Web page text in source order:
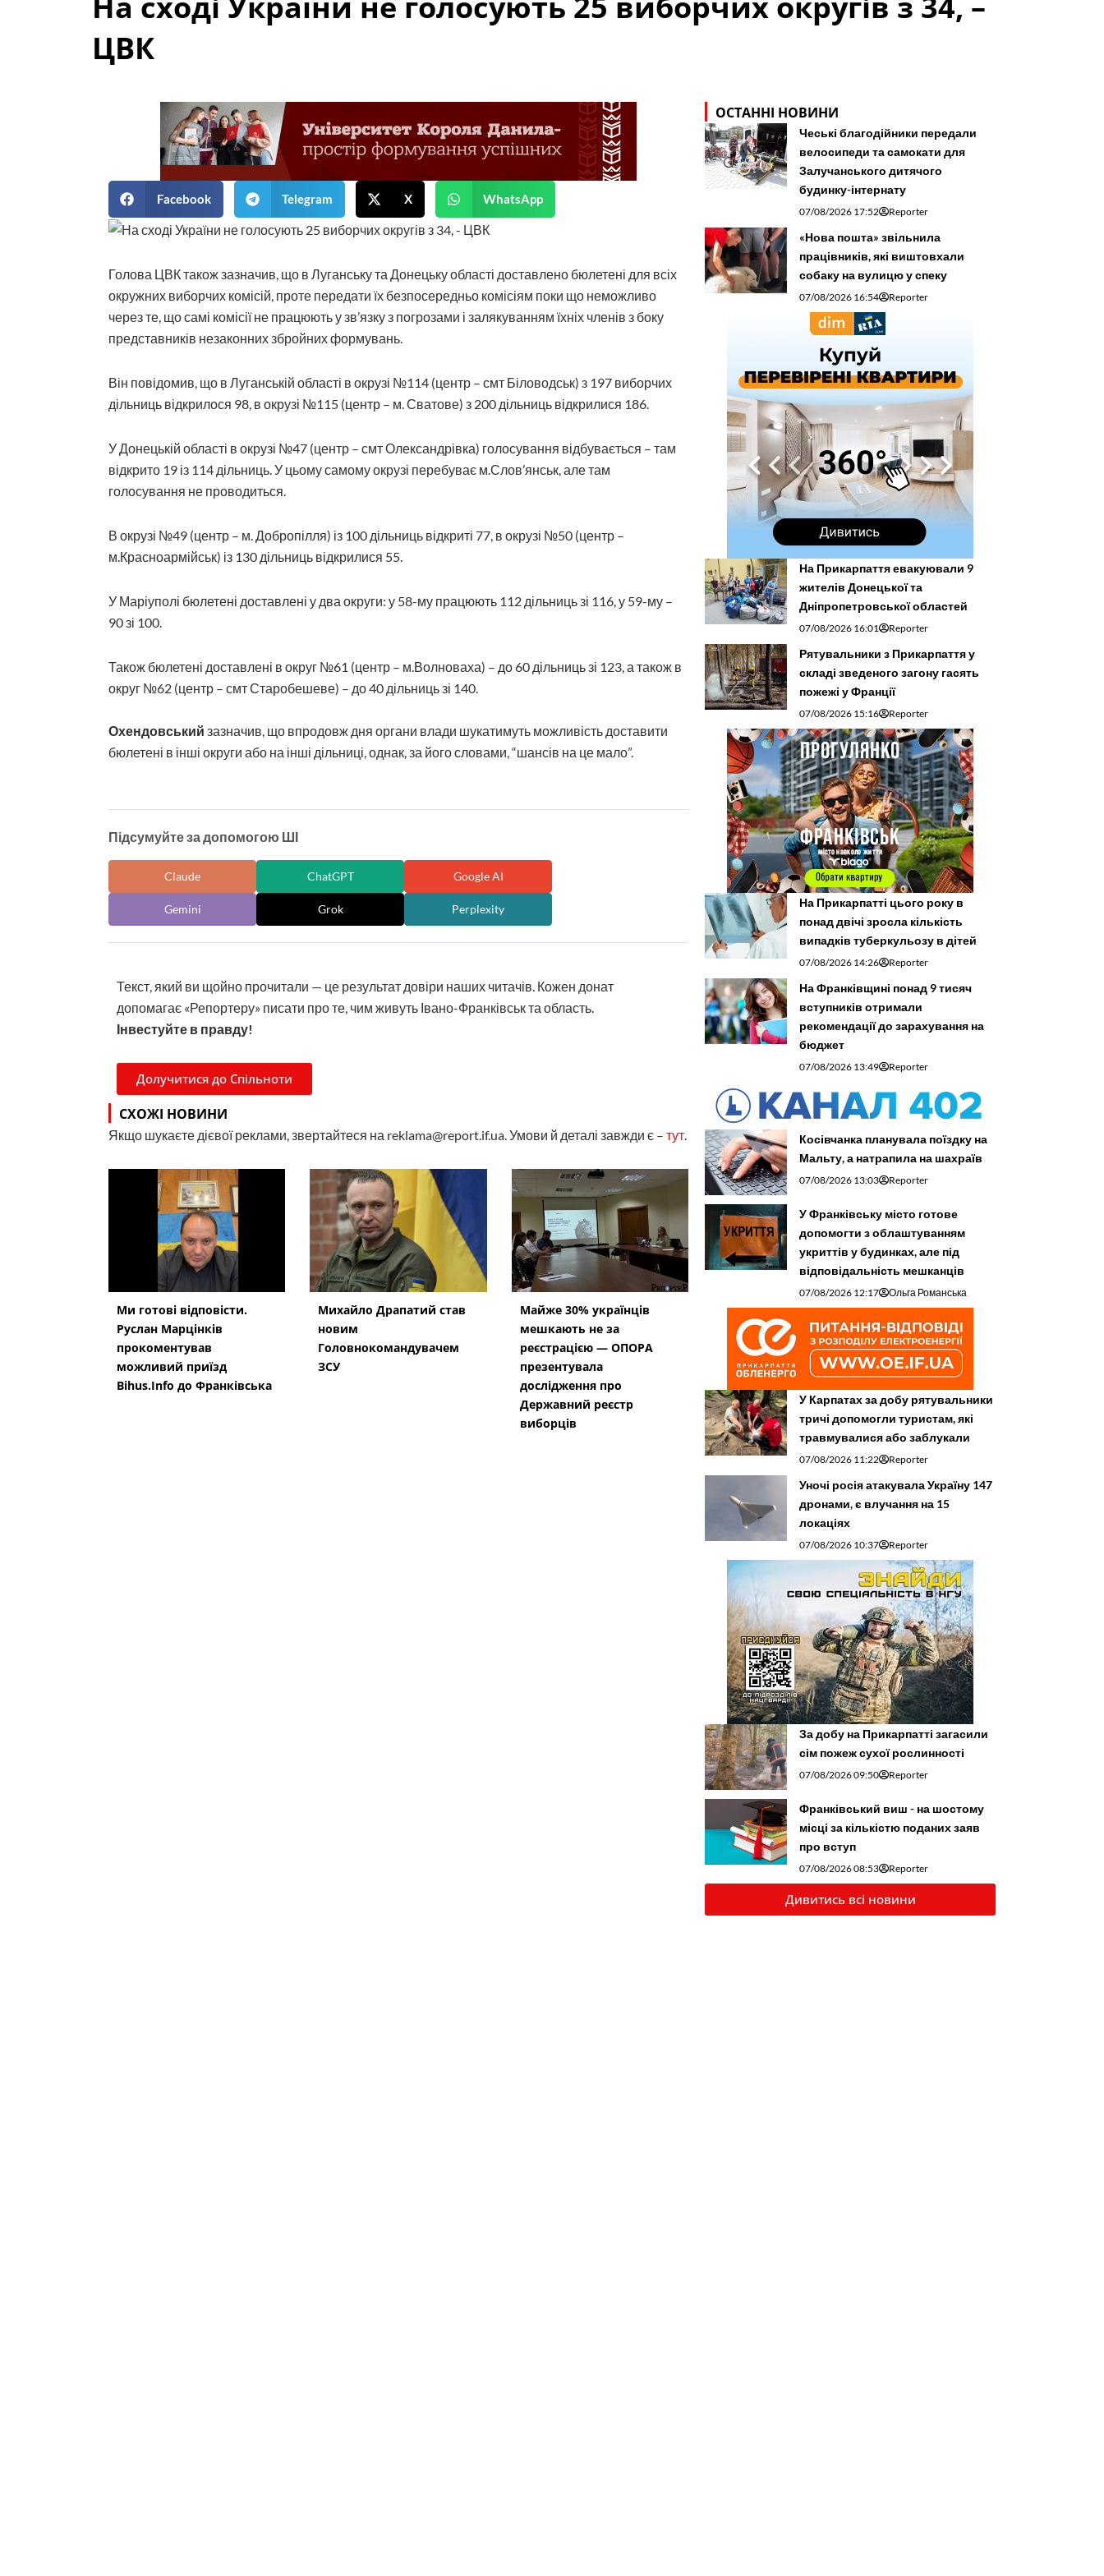
ЦВК
Facebook Telegram X WhatsApp
Голова ЦВК також зазначив, що в Луганську та Донецьку області доставлено бюлетені для всіх
окружних виборчих комісій, проте передати їх безпосередньо комісіям поки що неможливо
через те, що самі комісії не працюють у зв’язку з погрозами і залякуванням їхніх членів з боку
представників незаконних збройних формувань.
Він повідомив, що в Луганській області в окрузі №114 (центр – смт Біловодськ) з 197 виборчих
дільниць відкрилося 98, в окрузі №115 (центр – м. Сватове) з 200 дільниць відкрилися 186.
У Донецькій області в окрузі №47 (центр – смт Олександрівка) голосування відбувається – там
відкрито 19 із 114 дільниць. У цьому самому окрузі перебуває м.Слов’янськ, але там
голосування не проводиться.
В окрузі №49 (центр – м. Добропілля) із 100 дільниць відкриті 77, в окрузі №50 (центр –
м.Красноармійськ) із 130 дільниць відкрилися 55.
У Маріуполі бюлетені доставлені у два округи: у 58-му працюють 112 дільниць зі 116, у 59-му –
90 зі 100.
Також бюлетені доставлені в округ №61 (центр – м.Волноваха) – до 60 дільниць зі 123, а також в
округ №62 (центр – смт Старобешеве) – до 40 дільниць зі 140.
Охендовський зазначив, що впродовж дня органи влади шукатимуть можливість доставити
бюлетені в інші округи або на інші дільниці, однак, за його словами, “шансів на це мало”.
Підсумуйте за допомогою ШІ
Claude ChatGPT Google AI
Gemini Grok Perplexity
Текст, який ви щойно прочитали — це результат довіри наших читачів. Кожен донат
допомагає «Репортеру» писати про те, чим живуть Івано-Франківськ та область.
Інвестуйте в правду!
Долучитися до Спільноти
СХОЖІ НОВИНИ
Якщо шукаєте дієвої реклами, звертайтеся на reklama@report.if.ua. Умови й деталі завжди є – тут
Ми готові відповісти.
Руслан Марцінків
прокоментував
можливий приїзд
Bihus.Info до Франківська
Михайло Драпатий став
новим
Головнокомандувачем
ЗСУ
Майже 30% українців
мешкають не за
реєстрацією — ОПОРА
презентувала
дослідження про
Державний реєстр
виборців
ОСТАННІ НОВИНИ
Чеські благодійники передали
велосипеди та самокати для
Залучанського дитячого
будинку-інтернату
07/08/2026 17:52 Reporter
«Нова пошта» звільнила
працівників, які виштовхали
собаку на вулицю у спеку
07/08/2026 16:54 Reporter
На Прикарпаття евакуювали 9
жителів Донецької та
Дніпропетровської областей
07/08/2026 16:01 Reporter
Рятувальники з Прикарпаття у
складі зведеного загону гасять
пожежі у Франції
07/08/2026 15:16 Reporter
На Прикарпатті цього року в
понад двічі зросла кількість
випадків туберкульозу в дітей
07/08/2026 14:26 Reporter
На Франківщині понад 9 тисяч
вступників отримали
рекомендації до зарахування на
бюджет
07/08/2026 13:49 Reporter
Косівчанка планувала поїздку на
Мальту, а натрапила на шахраїв
07/08/2026 13:03 Reporter
У Франківську місто готове
допомогти з облаштуванням
укриттів у будинках, але під
відповідальність мешканців
07/08/2026 12:17 Ольга Романська
У Карпатах за добу рятувальники
тричі допомогли туристам, які
травмувалися або заблукали
07/08/2026 11:22 Reporter
Уночі росія атакувала Україну 147
дронами, є влучання на 15
локаціях
07/08/2026 10:37 Reporter
За добу на Прикарпатті загасили
сім пожеж сухої рослинності
07/08/2026 09:50 Reporter
Франківський виш - на шостому
місці за кількістю поданих заяв
про вступ
07/08/2026 08:53 Reporter
Дивитись всі новини